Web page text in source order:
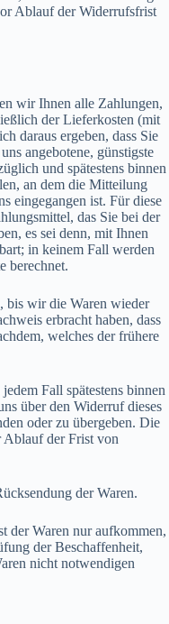
Ablauf der Widerrufsfrist
wir Ihnen alle Zahlungen,
der Lieferkosten (mit
daraus ergeben, dass Sie
angebotene, günstigste
und spätestens binnen
an dem die Mitteilung
eingegangen ist. Für diese
das Sie bei der
es sei denn, mit Ihnen
in keinem Fall werden
berechnet.
bis wir die Waren wieder
erbracht haben, dass
welches der frühere
Fall spätestens binnen
über den Widerruf dieses
oder zu übergeben. Die
Ablauf der Frist von
der Waren.
der Waren nur aufkommen,
der Beschaffenheit,
nicht notwendigen